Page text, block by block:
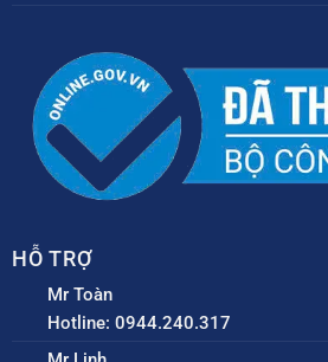
HỖ TRỢ
Mr Toàn
Hotline: 0944.240.317